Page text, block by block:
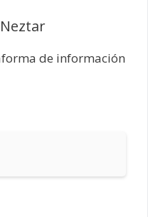
de información